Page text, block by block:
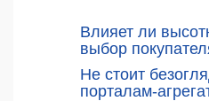
Влияет ли
выбор
Не стоит
порталам-